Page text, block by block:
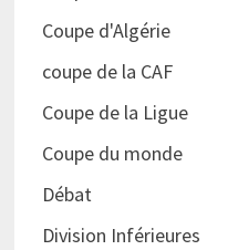
Coupe d'Algérie
coupe de la CAF
Coupe de la Ligue
Coupe du monde
Débat
Division Inférieures